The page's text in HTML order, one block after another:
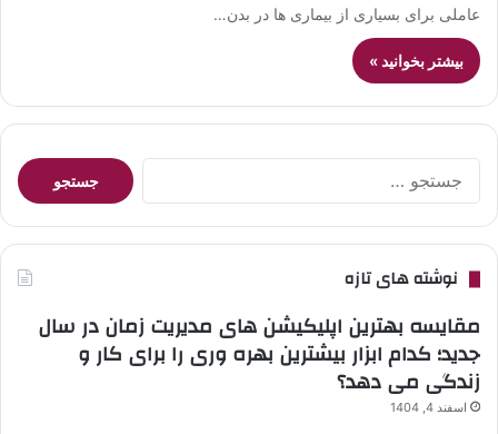
عاملی برای بسیاری از بیماری ها در بدن…
بیشتر بخوانید »
جستجو
برای:
نوشته های تازه
مقایسه بهترین اپلیکیشن های مدیریت زمان در سال
جدید؛ کدام ابزار بیشترین بهره وری را برای کار و
زندگی می دهد؟
اسفند 4, 1404